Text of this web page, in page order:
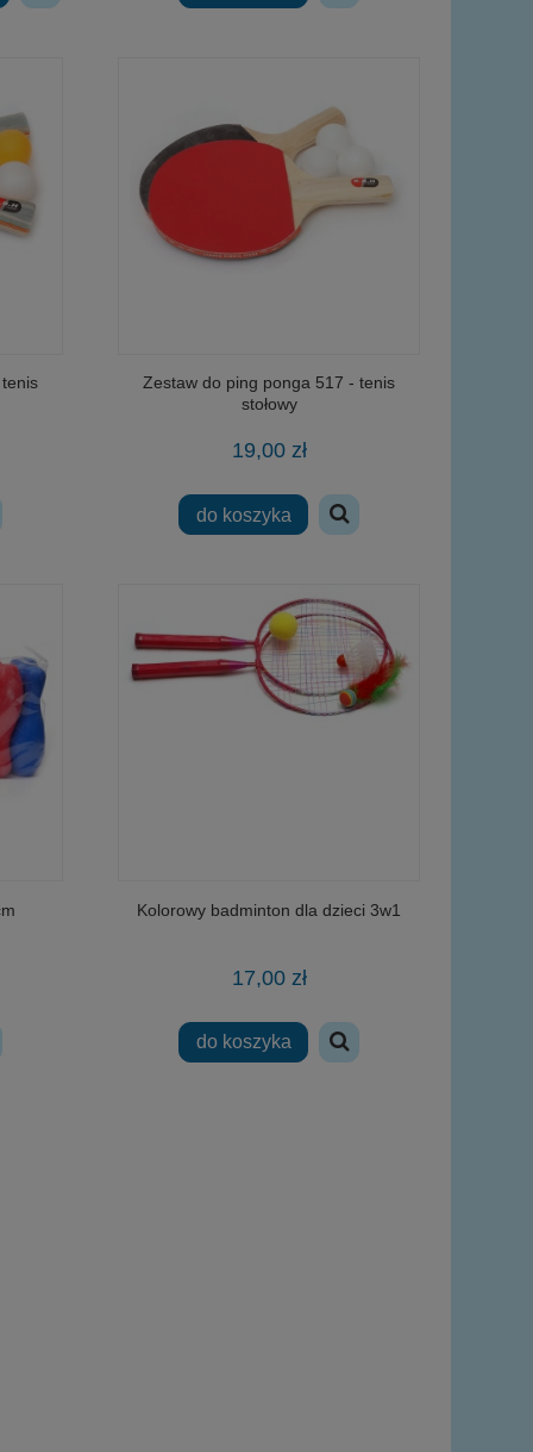
Zestaw do ping ponga 517 - tenis
stołowy
19,00 zł
do koszyka
Kolorowy badminton dla dzieci 3w1
17,00 zł
do koszyka